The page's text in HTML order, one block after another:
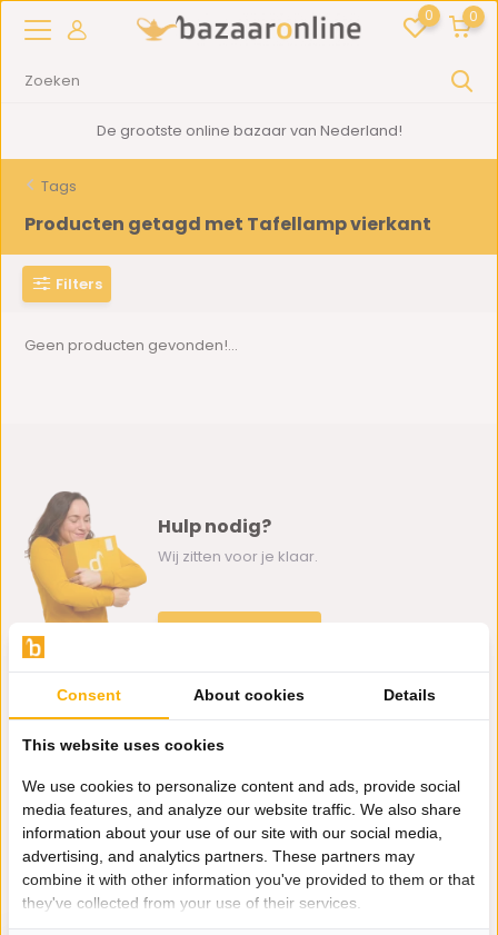
0 0
De grootste online bazaar van Nederland!
Tags
Producten getagd met Tafellamp vierkant
Filters
Geen producten gevonden!...
Hulp nodig?
Wij zitten voor je klaar.
klantenservice@bazaaronline.nl
Ontvang de nieuwste aanbiedingen en promoties. We zullen
je niet spammen, beloofd.
Consent About cookies Details
This website uses cookies
We use cookies to personalize content and ads, provide social
media features, and analyze our website traffic. We also share
information about your use of our site with our social media,
advertising, and analytics partners. These partners may
combine it with other information you've provided to them or that
they've collected from your use of their services.